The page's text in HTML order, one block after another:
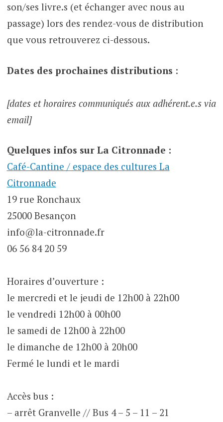
son/ses livre.s (et échanger avec nous au
passage) lors des rendez-vous de distribution
que vous retrouverez ci-dessous.
Dates des prochaines distributions :
[dates et horaires communiqués aux adhérent.e.s via
email]
Quelques infos sur La Citronnade :
Café-Cantine / espace des cultures La
Citronnade
19 rue Ronchaux
25000 Besançon
info@la-citronnade.fr
06 56 84 20 59
Horaires d’ouverture :
le mercredi et le jeudi de 12h00 à 22h00
le vendredi 12h00 à 00h00
le samedi de 12h00 à 22h00
le dimanche de 12h00 à 20h00
Fermé le lundi et le mardi
Accès bus :
– arrêt Granvelle // Bus 4 – 5 – 11 – 21